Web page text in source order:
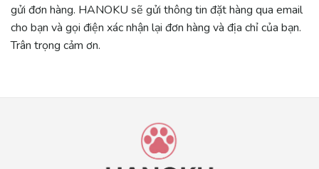
gửi đơn hàng. HANOKU sẽ gửi thông tin đặt hàng qua email
cho bạn và gọi điện xác nhận lại đơn hàng và địa chỉ của bạn.
Trân trọng cảm ơn.